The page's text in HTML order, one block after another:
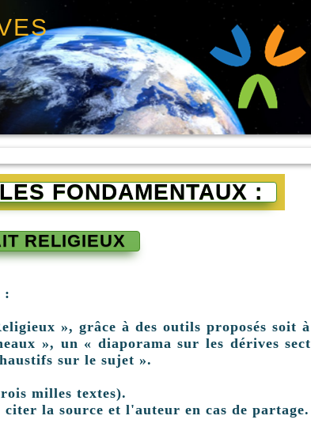
FONDAMENTAUX :
RELIGIEUX
:
», grâce à des outils proposés soit
», un « diaporama sur les dérives
sur le sujet ».
milles textes).
la source et l'auteur en cas de partage.